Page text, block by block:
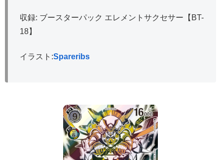
収録: ブースターパック エレメントサクセサー【BT-
18】
イラスト:Spareribs